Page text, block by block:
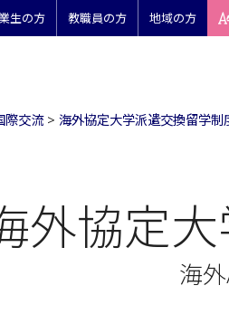
生の方 教職員の方 地域の方
際交流> 海外協定大学派遣交換留学制
外協定
海